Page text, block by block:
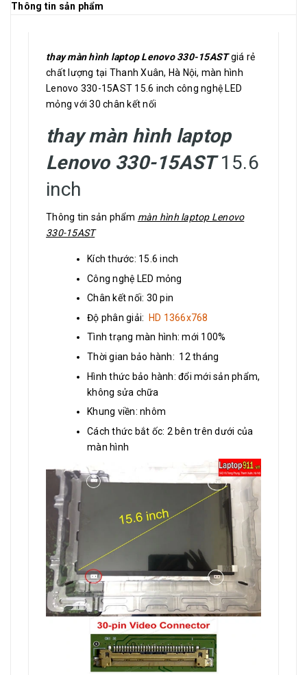
Thông tin sản phẩm
thay màn hình laptop Lenovo 330-15ASTgiá rẻ
chất lượng tại Thanh Xuân, Hà Nội, màn hình
Lenovo 330-15AST 15.6 inch công nghệ LED
mỏng với 30 chân kết nối
thay màn hình laptop
Lenovo 330-15AST15.6
inch
Thông tin sản phẩm màn hình laptop Lenovo
330-15AST
Kích thước: 15.6 inch
Công nghệ LED mỏng
Chân kết nối: 30 pin
Độ phân giải:
HD 1366x768
Tình trạng màn hình: mới 100%
Thời gian bảo hành: 12 tháng
Hình thức bảo hành: đổi mới sản phẩm,
không sửa chữa
Khung viền: nhôm
Cách thức bắt ốc: 2 bên trên dưới của
màn hình